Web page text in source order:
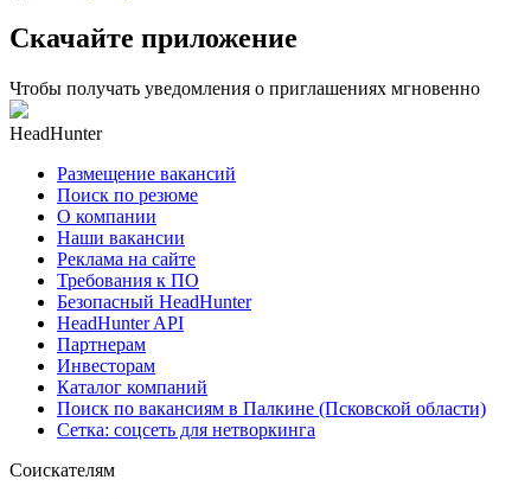
Скачайте приложение
Чтобы получать уведомления о приглашениях мгновенно
HeadHunter
Размещение вакансий
Поиск по резюме
О компании
Наши вакансии
Реклама на сайте
Требования к ПО
Безопасный HeadHunter
HeadHunter API
Партнерам
Инвесторам
Каталог компаний
Поиск по вакансиям в Палкине (Псковской области)
Сетка: соцсеть для нетворкинга
Соискателям